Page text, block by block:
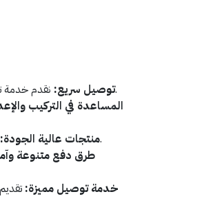
توصيل سريع:نقدم خدمة توصيل سريعة للحصول على المنتج في أسرع وقت ممكن.
المساعدة في التركيب
منتجات عالية الجودة:نوفر منتجات موثوقة وعالية الجودة لضمان رضا العملاء.
طرق دفع متنوعة
خدمة توصيل مميزة: